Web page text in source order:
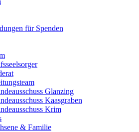
für Spenden
Glanzing
Kaasgraben
Krim
& Familie